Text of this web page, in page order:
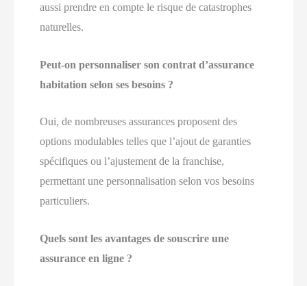
aussi prendre en compte le risque de catastrophes
naturelles.
Peut-on personnaliser son contrat d’assurance
habitation selon ses besoins ?
Oui, de nombreuses assurances proposent des
options modulables telles que l’ajout de garanties
spécifiques ou l’ajustement de la franchise,
permettant une personnalisation selon vos besoins
particuliers.
Quels sont les avantages de souscrire une
assurance en ligne ?